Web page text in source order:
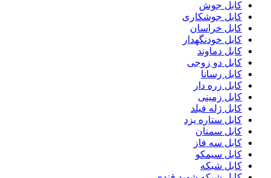
کابل جوش
کابل جوشکاری
کابل خراسان
کابل خودنگهدار
کابل دماوند
کابل دو زوجی
کابل رسانا
کابل زره دار
کابل زمینی
کابل ژله فیلد
کابل ستاره یزد
کابل سمنان
کابل سه فاز
کابل سیمکو
کابل شبکه